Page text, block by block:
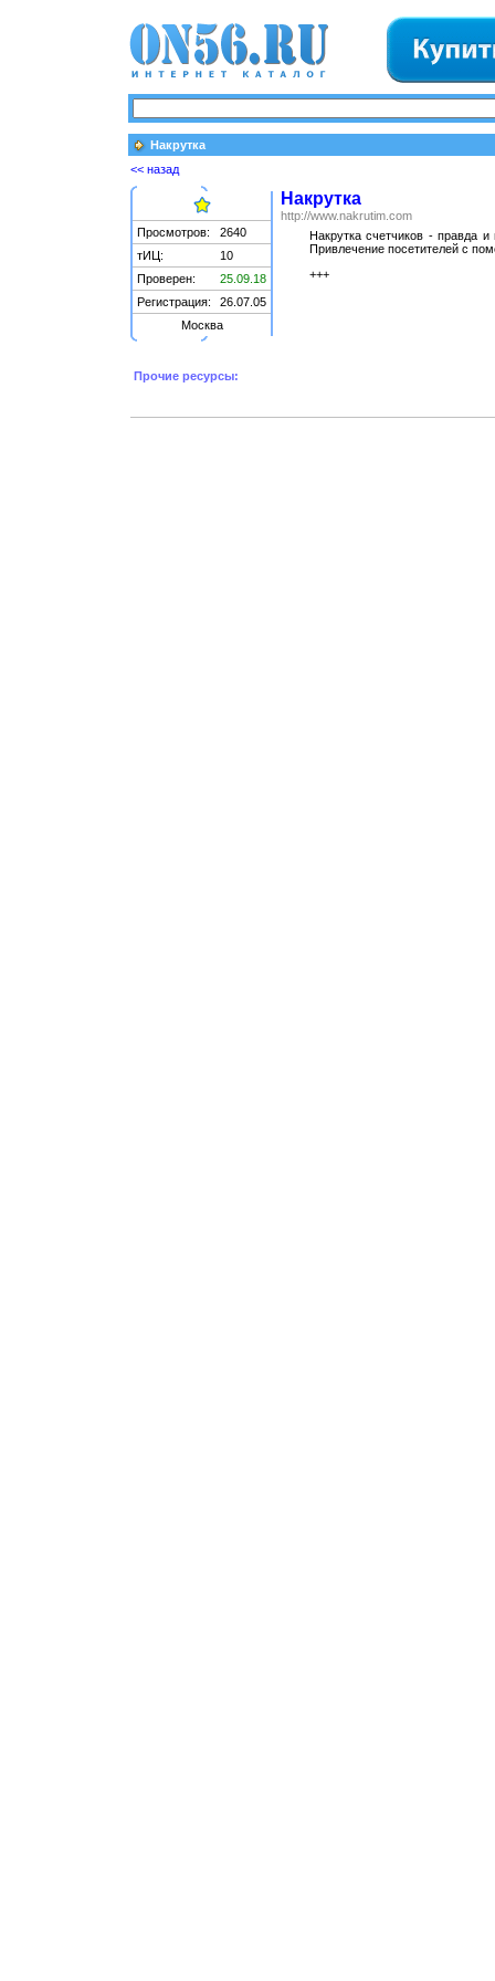
Накрутка
<< назад
Просмотров:
2640
тИЦ:
10
Проверен:
25.09.18
Регистрация:
26.07.05
Москва
Накрутка
http://www.nakrutim.com
Накрутка счетчиков - правда
Привлечение посетителей с
+++
Прочие ресурсы: